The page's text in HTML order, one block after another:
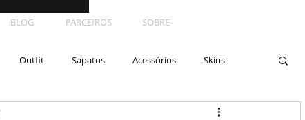
BLOG PARCEIROS SOBRE
Outfit Sapatos Acessórios Skins